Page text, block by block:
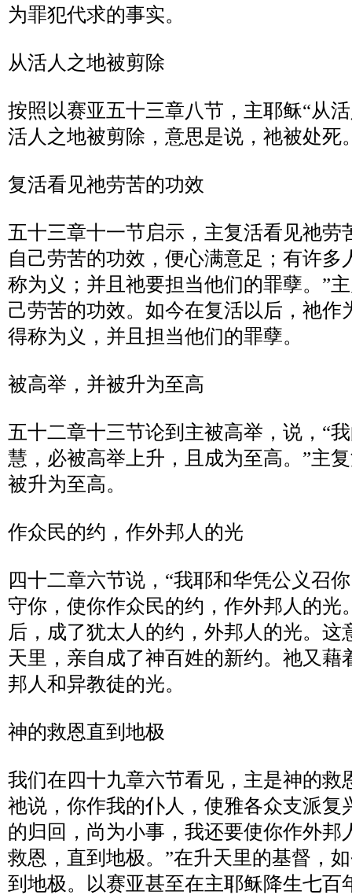
为罪犯代求的事实。
从活人之地被剪除
按照以赛亚五十三章八节，主耶稣“从
活人之地被剪除，意思是说，祂被处死
复活看见祂劳苦的功效
五十三章十一节启示，主复活看见祂劳
自己劳苦的功效，便心满意足；有许多
称为义；并且祂要担当他们的罪孽。 ”
己劳苦的功效。如今在复活以后，祂作
得称为义，并且担当他们的罪孽。
被高举，并被升为至高
五十二章十三节论到主被高举，说， “
慧，必被高举上升，且成为至高。 ”主
被升为至高。
作众民的约，作外邦人的光
四十二章六节说， “我耶和华凭公义召
守你，使你作众民的约，作外邦人的光
后，成了犹太人的约，外邦人的光。这
天里，亲自成了神百姓的新约。祂又藉
邦人和异教徒的光。
神的救恩直到地极
我们在四十九章六节看见，主是神的救
祂说，你作我的仆人，使雅各众支派复
的归回，尚为小事，我还要使你作外邦
救恩，直到地极。 ”在升天里的基督，
到地极。以赛亚甚至在主耶稣降生七百